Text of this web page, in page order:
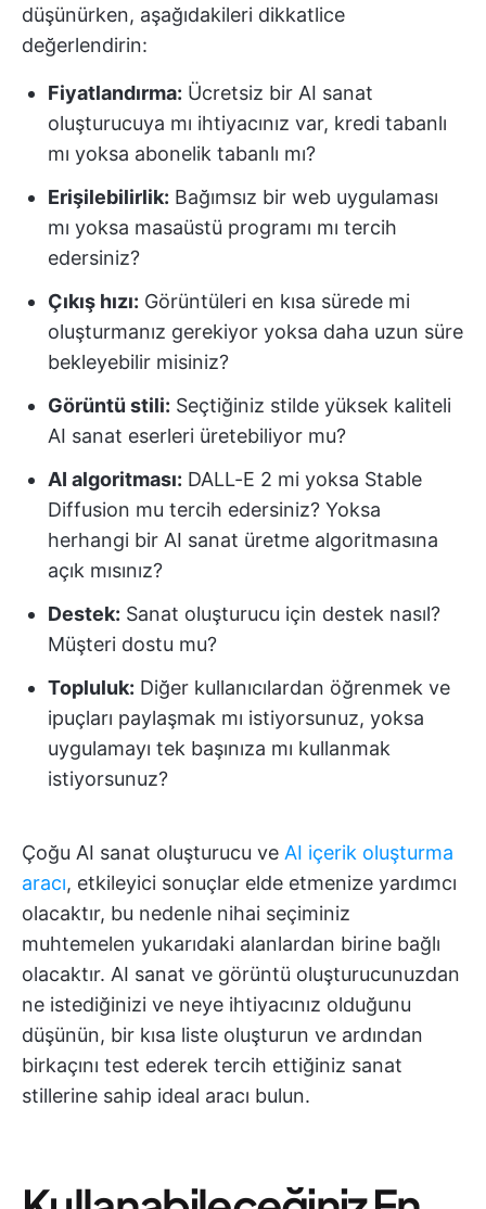
düşünürken, aşağıdakileri dikkatlice
değerlendirin:
Fiyatlandırma: Ücretsiz bir AI sanat
oluşturucuya mı ihtiyacınız var, kredi tabanlı
mı yoksa abonelik tabanlı mı?
Erişilebilirlik: Bağımsız bir web uygulaması
mı yoksa masaüstü programı mı tercih
edersiniz?
Çıkış hızı: Görüntüleri en kısa sürede mi
oluşturmanız gerekiyor yoksa daha uzun süre
bekleyebilir misiniz?
Görüntü stili: Seçtiğiniz stilde yüksek kaliteli
AI sanat eserleri üretebiliyor mu?
AI algoritması: DALL-E 2 mi yoksa Stable
Diffusion mu tercih edersiniz? Yoksa
herhangi bir AI sanat üretme algoritmasına
açık mısınız?
Destek: Sanat oluşturucu için destek nasıl?
Müşteri dostu mu?
Topluluk: Diğer kullanıcılardan öğrenmek ve
ipuçları paylaşmak mı istiyorsunuz, yoksa
uygulamayı tek başınıza mı kullanmak
istiyorsunuz?
Çoğu AI sanat oluşturucu ve AI içerik oluşturma
aracı, etkileyici sonuçlar elde etmenize yardımcı
olacaktır, bu nedenle nihai seçiminiz
muhtemelen yukarıdaki alanlardan birine bağlı
olacaktır. AI sanat ve görüntü oluşturucunuzdan
ne istediğinizi ve neye ihtiyacınız olduğunu
düşünün, bir kısa liste oluşturun ve ardından
birkaçını test ederek tercih ettiğiniz sanat
stillerine sahip ideal aracı bulun.